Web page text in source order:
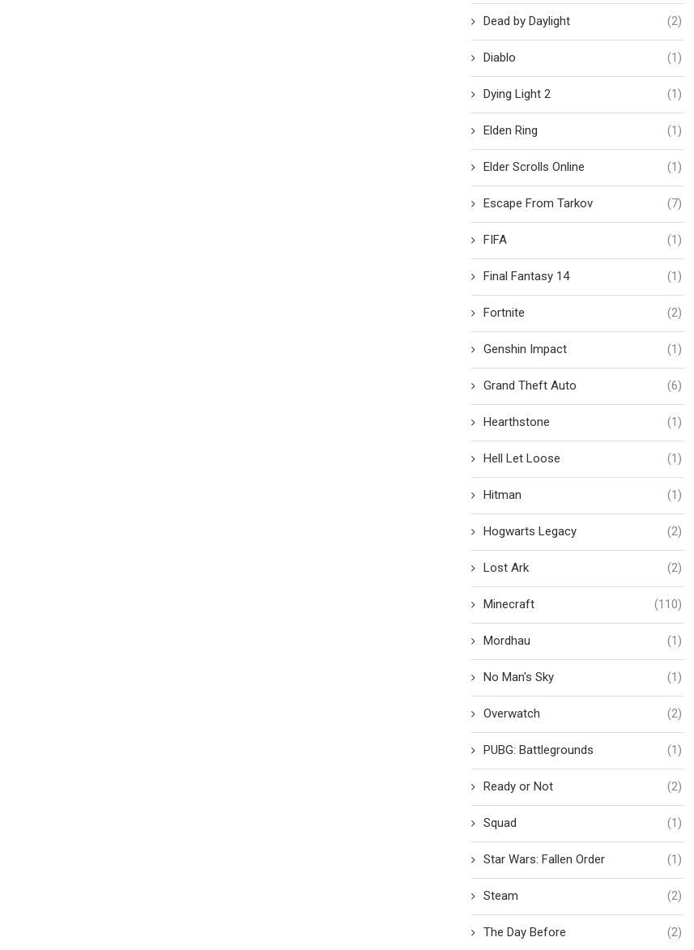
Dead by Daylight (2)
Diablo (1)
Dying Light 2 (1)
Elden Ring (1)
Elder Scrolls Online (1)
Escape From Tarkov (7)
FIFA (1)
Final Fantasy 14 (1)
Fortnite (2)
Genshin Impact (1)
Grand Theft Auto (6)
Hearthstone (1)
Hell Let Loose (1)
Hitman (1)
Hogwarts Legacy (2)
Lost Ark (2)
Minecraft (110)
Mordhau (1)
No Man's Sky (1)
Overwatch (2)
PUBG: Battlegrounds (1)
Ready or Not (2)
Squad (1)
Star Wars: Fallen Order (1)
Steam (2)
The Day Before (2)